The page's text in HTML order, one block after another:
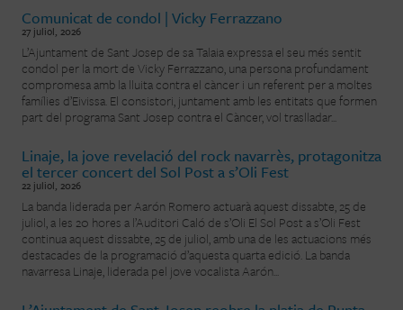
Comunicat de condol | Vicky Ferrazzano
27 juliol, 2026
L’Ajuntament de Sant Josep de sa Talaia expressa el seu més sentit
condol per la mort de Vicky Ferrazzano, una persona profundament
compromesa amb la lluita contra el càncer i un referent per a moltes
famílies d’Eivissa. El consistori, juntament amb les entitats que formen
part del programa Sant Josep contra el Càncer, vol traslladar...
Linaje, la jove revelació del rock navarrès, protagonitza
el tercer concert del Sol Post a s’Oli Fest
22 juliol, 2026
La banda liderada per Aarón Romero actuarà aquest dissabte, 25 de
juliol, a les 20 hores a l’Auditori Caló de s’Oli El Sol Post a s’Oli Fest
continua aquest dissabte, 25 de juliol, amb una de les actuacions més
destacades de la programació d’aquesta quarta edició. La banda
navarresa Linaje, liderada pel jove vocalista Aarón...